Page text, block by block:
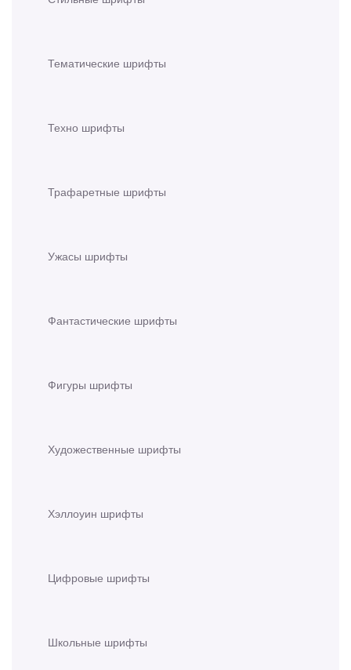
Тематические шрифты
Техно шрифты
Трафаретные шрифты
Ужасы шрифты
Фантастические шрифты
Фигуры шрифты
Художественные шрифты
Хэллоуин шрифты
Цифровые шрифты
Школьные шрифты